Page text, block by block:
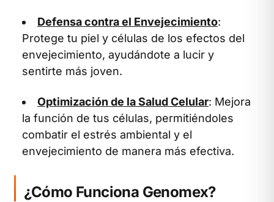
Defensa contra el Envejecimiento:
Protege tu piel y células de los efectos del
envejecimiento, ayudándote a lucir y
sentirte más joven.
Optimización de la Salud Celular: Mejora
la función de tus células, permitiéndoles
combatir el estrés ambiental y el
envejecimiento de manera más efectiva.
¿Cómo Funciona Genomex?